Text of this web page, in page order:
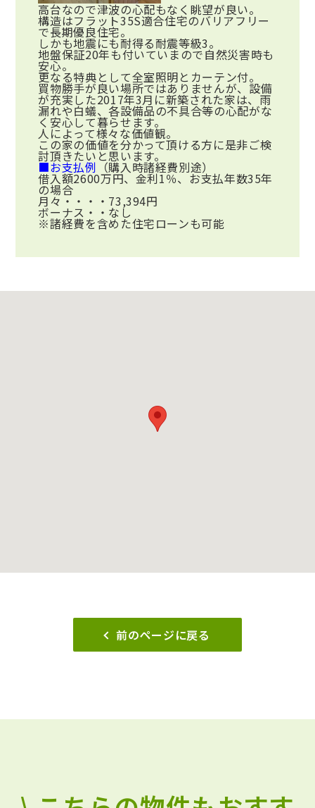
高台なので津波の心配もなく眺望が良い。
構造はフラット35S適合住宅のバリアフリー
で長期優良住宅。
しかも地震にも耐得る耐震等級3。
地盤保証20年も付いていまので自然災害時も
安心。
更なる特典として全室照明とカーテン付。
買物勝手が良い場所ではありませんが、設備
が充実した2017年3月に新築された家は、雨
漏れや白蟻、各設備品の不具合等の心配がな
く安心して暮らせます。
人によって様々な価値観。
この家の価値を分かって頂ける方に是非ご検
討頂きたいと思います。
■お支払例 （購入時諸経費別途）
借入額2600万円、金利1％、お支払年数35年
の場合
月々・・・・73,394円
ボーナス・・なし
※諸経費を含めた住宅ローンも可能
前のページに戻る